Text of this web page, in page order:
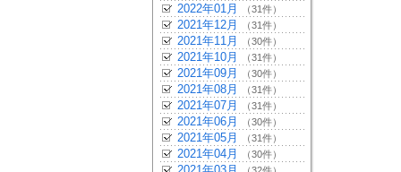
2022年01月 （31件）
2021年12月 （31件）
2021年11月 （30件）
2021年10月 （31件）
2021年09月 （30件）
2021年08月 （31件）
2021年07月 （31件）
2021年06月 （30件）
2021年05月 （31件）
2021年04月 （30件）